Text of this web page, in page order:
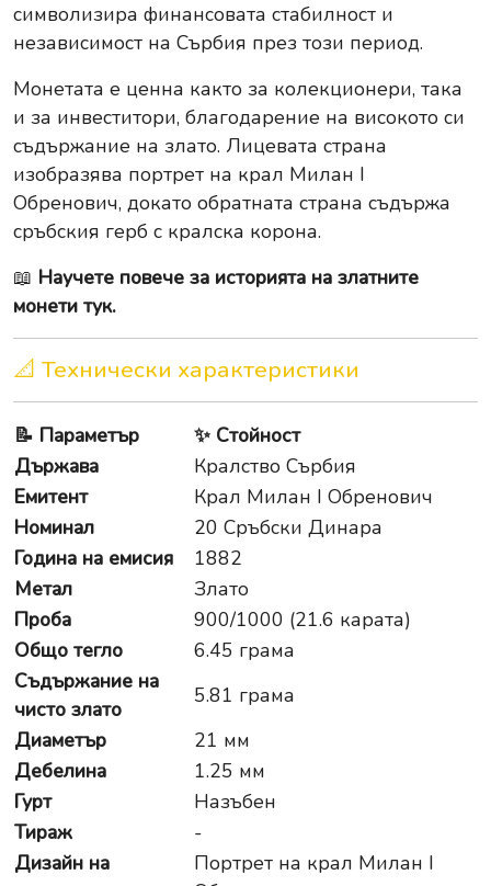
символизира финансовата стабилност и
независимост на Сърбия през този период.
Монетата е ценна както за колекционери, така
и за инвеститори, благодарение на високото си
съдържание на злато. Лицевата страна
изобразява портрет на крал Милан I
Обренович, докато обратната страна съдържа
сръбския герб с кралска корона.
📖 Научете повече за историята на златните
монети тук.
📐 Технически характеристики
📝 Параметър ✨ Стойност
Държава
Кралство Сърбия
Емитент
Крал Милан I Обренович
Номинал
20 Сръбски Динара
Година на емисия
1882
Метал
Злато
Проба
900/1000 (21.6 карата)
Общо тегло
6.45 грама
Съдържание на
чисто злато
5.81 грама
Диаметър
21 мм
Дебелина
1.25 мм
Гурт
Назъбен
Тираж
-
Дизайн на
Портрет на крал Милан I